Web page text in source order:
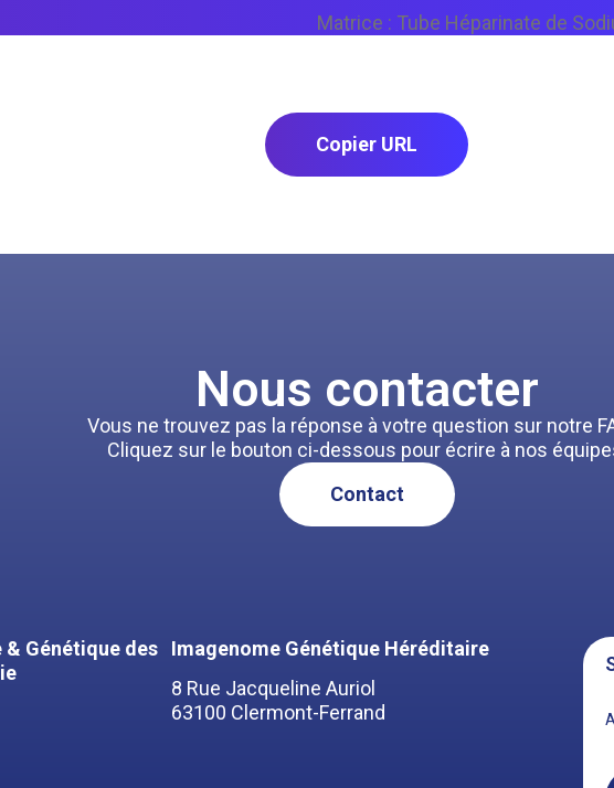
Matrice : Tube Héparinate de
Copier URL
Nous contacter
Vous ne trouvez pas la réponse à votre question sur notre
Cliquez sur le bouton ci-dessous pour écrire à nos
Contact
Génétique des
Imagenome Génétique Héréditaire
8 Rue Jacqueline Auriol
63100 Clermont-Ferrand